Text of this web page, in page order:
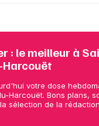
: le meilleur à
votre dose
Harcouët. Bons plans,
sélection de la